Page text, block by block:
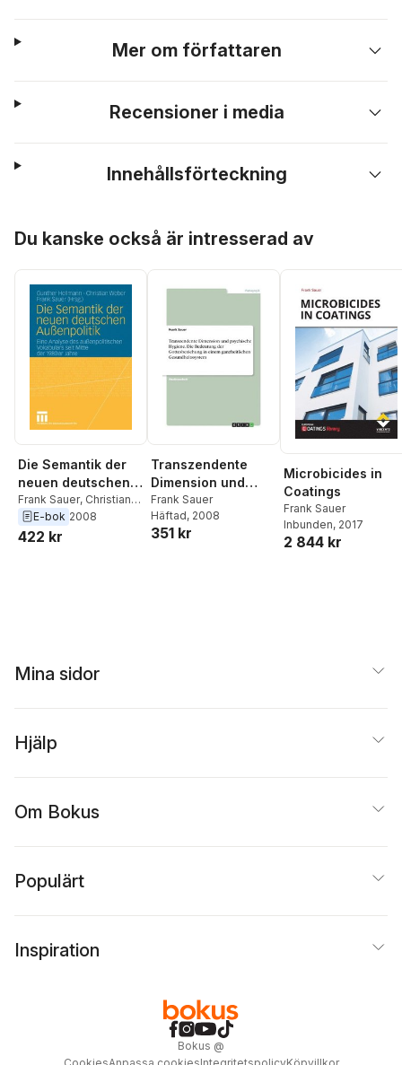
Mer om författaren
Recensioner i media
Innehållsförteckning
Du kanske också är intresserad av
Die Semantik der
neuen deutschen
Außenpolitik
Frank Sauer, Christian
Weber,Gunther
Hellmann
E-bok 2008
422 kr
Transzendente
Dimension und
psychische
Hygiene. Die
Bedeutung der
Frank Sauer
Häftad, 2008
351 kr
Microbicides in
Coatings
Frank Sauer
Inbunden, 2017
2 844 kr
Mina sidor
Hjälp
Om Bokus
Populärt
Inspiration
Bokus @